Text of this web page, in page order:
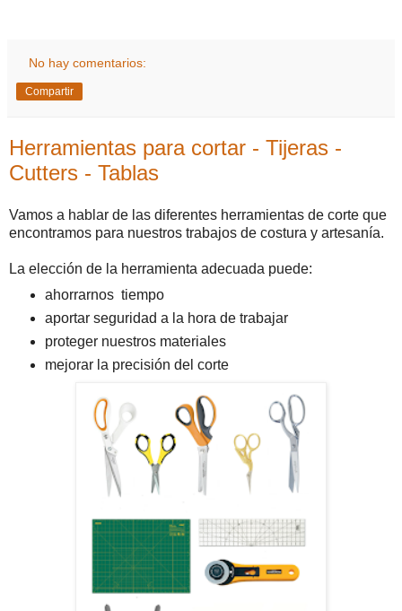
No hay comentarios:
Compartir
Herramientas para cortar - Tijeras -
Cutters - Tablas
Vamos a hablar de las diferentes herramientas de corte que
encontramos para nuestros trabajos de costura y artesanía.
La elección de la herramienta adecuada puede:
ahorrarnos tiempo
aportar seguridad a la hora de trabajar
proteger nuestros materiales
mejorar la precisión del corte